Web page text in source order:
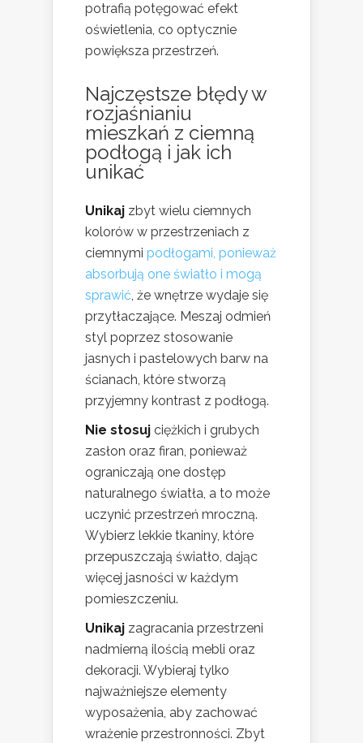
potrafią potęgować efekt
oświetlenia, co optycznie
powiększa przestrzeń.
Najczęstsze błędy w
rozjaśnianiu
mieszkań z ciemną
podłogą i jak ich
unikać
Unikaj zbyt wielu ciemnych
kolorów w przestrzeniach z
ciemnymi podłogami, ponieważ
absorbują one światło i mogą
sprawić, że wnętrze wydaje się
przytłaczające. Meszaj odmień
styl poprzez stosowanie
jasnych i pastelowych barw na
ścianach, które stworzą
przyjemny kontrast z podłogą.
Nie stosuj ciężkich i grubych
zasłon oraz firan, ponieważ
ograniczają one dostęp
naturalnego światła, a to może
uczynić przestrzeń mroczną.
Wybierz lekkie tkaniny, które
przepuszczają światło, dając
więcej jasności w każdym
pomieszczeniu.
Unikaj zagracania przestrzeni
nadmierną ilością mebli oraz
dekoracji. Wybieraj tylko
najważniejsze elementy
wyposażenia, aby zachować
wrażenie przestronności. Zbyt